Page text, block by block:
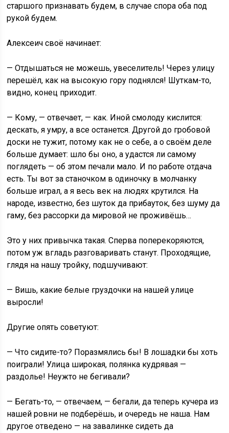
старшого признавать будем, в случае спора оба под
рукой будем.
Алексеич своё начинает:
— Отдышаться не можешь, увеселитель! Через улицу
перешёл, как на высокую гору поднялся! Шуткам-то,
видно, конец приходит.
— Кому, — отвечает, — как. Иной смолоду кислится:
дескать, я умру, а все останется. Другой до гробовой
доски не тужит, потому как не о себе, а о своём деле
больше думает: шло бы оно, а удастся ли самому
поглядеть — об этом печали мало. И по работе отдача
есть. Ты вот за станочком в одиночку в молчанку
больше играл, а я весь век на людях крутился. На
народе, известно, без шуток да прибауток, без шуму да
гаму, без рассорки да мировой не проживёшь…
Это у них привычка такая. Сперва поперекоряются,
потом уж вгладь разговаривать станут. Проходящие,
глядя на нашу тройку, подшучивают:
— Вишь, какие белые груздочки на нашей улице
выросли!
Другие опять советуют:
— Что сидите-то? Поразмялись бы! В лошадки бы хоть
поиграли! Улица широкая, полянка кудрявая —
раздолье! Неужто не бегивали?
— Бегать-то, — отвечаем, — бегали, да теперь кучера из
нашей ровни не подберёшь, и очередь не наша. Нам
другое отведено — на завалинке сидеть да